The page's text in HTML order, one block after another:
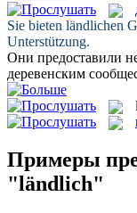
Sie bieten ländlichen
Unterstützung.
Они предоставили
деревенским
Примеры
"ländlich"